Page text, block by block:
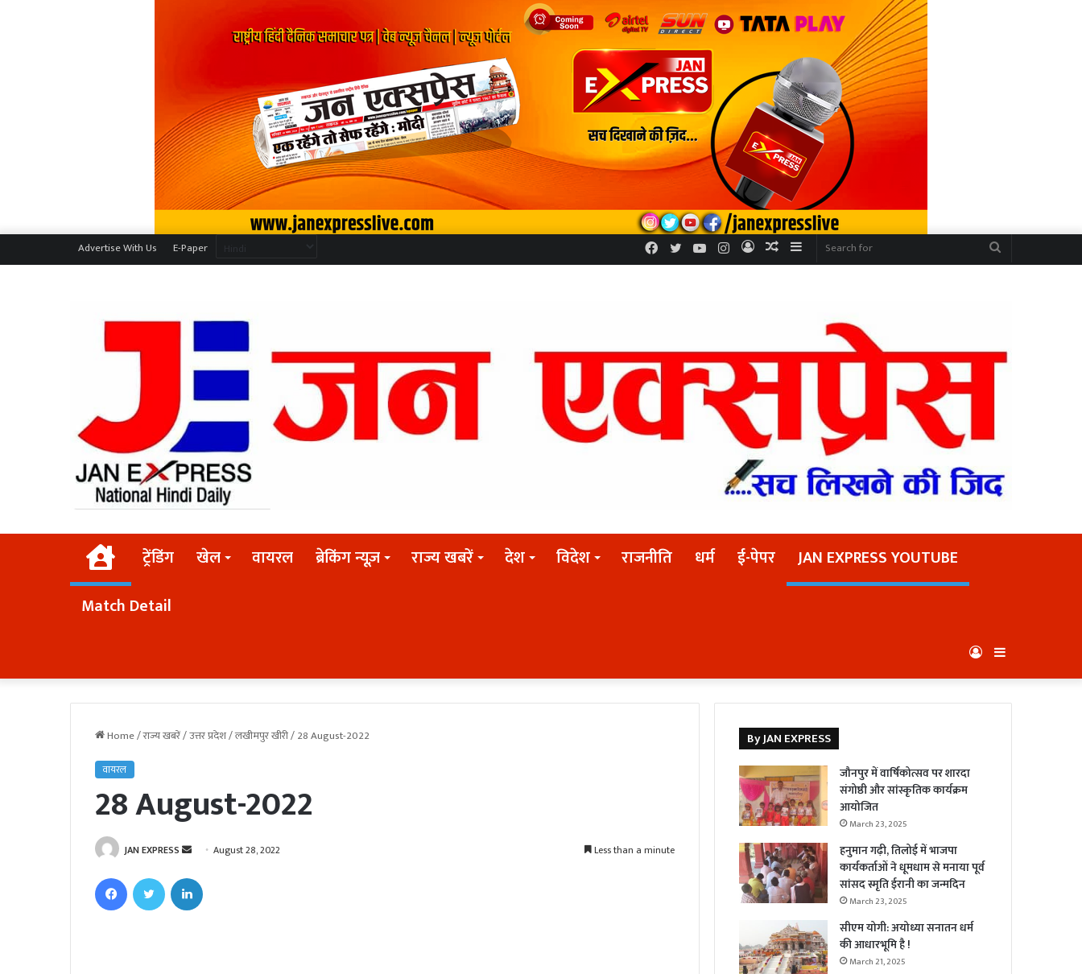
Advertise With Us E-Paper Sidebar
Random
Log
Instagram
YouTube
Twitter
Facebook
Homeट्रेंडिंग खेल वायरल ब्रेकिंग न्यूज़ राज्य खबरें देश विदेश राजनीति धर्म ई-पेपर
JAN EXPRESS YOUTUBE
Match Detail
Log
In
Home/राज्य खबरें/उत्तर प्रदेश/लखीमपुर खीरी/28 August-2022
वायरल
28 August-2022
JAN EXPRESS
d
August 28, 2022 Less than a minute
By JAN EXPRESS
जौनपुर में वार्षिकोत्सव पर शारदा
संगोष्ठी और सांस्कृतिक कार्यक्रम
आयोजित
March 23, 2025
हनुमान गढ़ी, तिलोई में भाजपा
कार्यकर्ताओं ने धूमधाम से मनाया पूर्व
सांसद स्मृति ईरानी का जन्मदिन
March 23, 2025
सीएम योगी: अयोध्या सनातन धर्म
की आधारभूमि है !
March 21, 2025